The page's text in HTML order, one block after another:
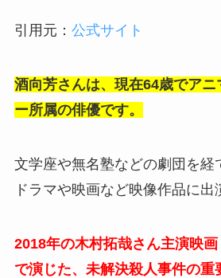
引用元： 公式サイト
酒向芳さんは、現在64歳でア
ー所属の俳優です。
文学座や無名塾などの劇団を経
ドラマや映画など映像作品に出
2018年の木村拓哉さん主演映画
で演じた、未解決殺人事件の重